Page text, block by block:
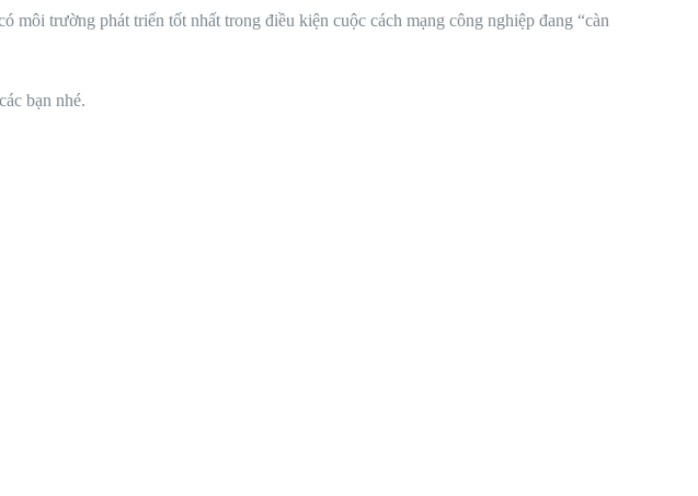
trường phát triển tốt nhất trong điều kiện cuộc cách mạng công nghiệp đang “càn
bạn nhé.